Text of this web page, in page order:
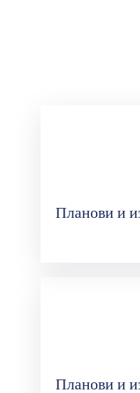
Планови и
Планови и